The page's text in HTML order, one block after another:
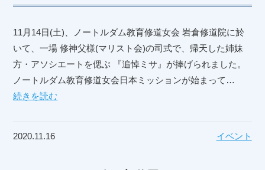
11月14日(土)、ノートルダム教育修道女会 岩倉修道院に於
いて、一場 修神父様(マリスト会)の司式で、帰天した姉妹
方・アソシエートを偲ぶ 『追悼ミサ』が捧げられました。
ノートルダム教育修道女会日本ミッションが始まって…
続きを読む
2020.11.16 イベント